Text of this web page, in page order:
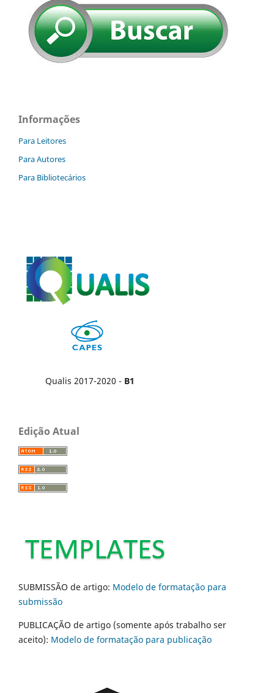
Informações
Para Leitores
Para Autores
Para Bibliotecários
Qualis 2017-2020 - B1
Edição Atual
SUBMISSÃO de artigo: Modelo de formatação para
submissão
PUBLICAÇÃO de artigo (somente após trabalho ser
aceito): Modelo de formatação para publicação